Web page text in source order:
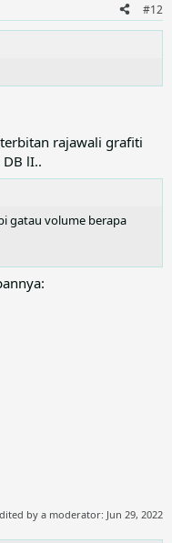
#12
rajawali grafiti
lI..
gatau volume berapa
by a moderator: Jun 29, 2022